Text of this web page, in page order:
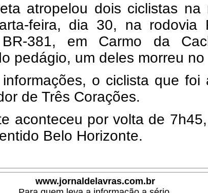
atropelou dois ciclistas na
feira, dia 30, na rodovia
381, em Carmo da
pedágio, um deles morreu no
o ciclista que foi
de Três Corações.
aconteceu por volta de
Belo Horizonte.
www.jornaldelavras.com.br